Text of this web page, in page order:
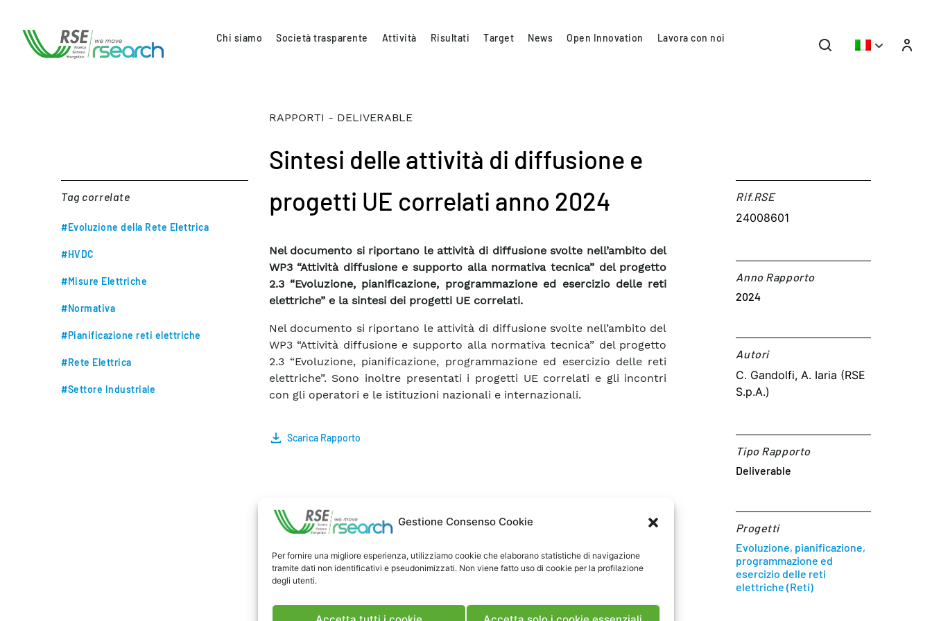
Gestione Consenso Cookie
Per fornire una migliore esperienza, utilizziamo cookie che elaborano statistiche di navigazione
tramite dati non identificativi e pseudonimizzati. Non viene fatto uso di cookie per la profilazione
degli utenti.
Chi siamo Società trasparente Attività Risultati Target News Open Innovation Lavora con noi
Tag correlate
#Evoluzione della Rete Elettrica
#HVDC
#Misure Elettriche
#Normativa
#Pianificazione reti elettriche
#Rete Elettrica
#Settore Industriale
RAPPORTI - DELIVERABLE
Sintesi delle attività di diffusione e
progetti UE correlati anno 2024
Nel documento si riportano le attività di diffusione svolte nell’ambito del
WP3 “Attività diffusione e supporto alla normativa tecnica” del progetto
2.3 “Evoluzione, pianificazione, programmazione ed esercizio delle reti
elettriche” e la sintesi dei progetti UE correlati.
Nel documento si riportano le attività di diffusione svolte nell’ambito del
WP3 “Attività diffusione e supporto alla normativa tecnica” del progetto
2.3 “Evoluzione, pianificazione, programmazione ed esercizio delle reti
elettriche”. Sono inoltre presentati i progetti UE correlati e gli incontri
con gli operatori e le istituzioni nazionali e internazionali.
Scarica Rapporto
Rif.RSE​
24008601
Anno Rapporto
2024
Autori​
C. Gandolfi, A. Iaria (RSE
S.p.A.)
Tipo Rapporto
Deliverable
Progetti
Evoluzione, pianificazione,
programmazione ed
esercizio delle reti
elettriche (Reti)